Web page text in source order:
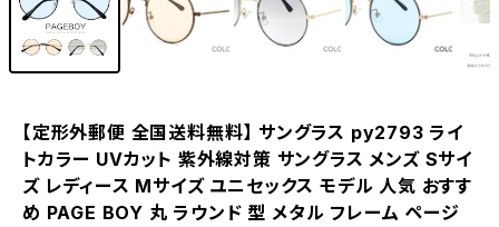
【定形外郵便 全国送料無料】 サングラス py2793 ライ
トカラー UVカット 紫外線対策 サングラス メンズ Sサイ
ズ レディース Mサイズ ユニセックス モデル 人気 おすす
め PAGE BOY 丸 ラウンド 型 メタル フレーム ページ